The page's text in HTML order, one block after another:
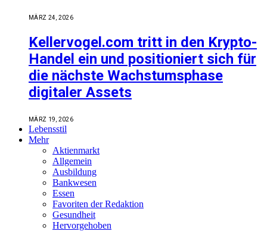
MÄRZ 24, 2026
Kellervogel.com tritt in den Krypto-
Handel ein und positioniert sich für
die nächste Wachstumsphase
digitaler Assets
MÄRZ 19, 2026
Lebensstil
Mehr
Aktienmarkt
Allgemein
Ausbildung
Bankwesen
Essen
Favoriten der Redaktion
Gesundheit
Hervorgehoben